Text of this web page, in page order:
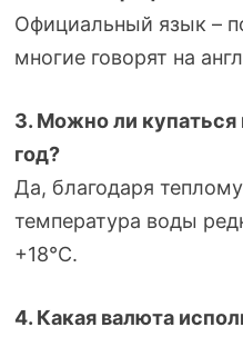
Официальный язык –
многие говорят на
3. Можно ли
год?
Да, благодаря
температура воды
+18°C.
4. Какая валюта